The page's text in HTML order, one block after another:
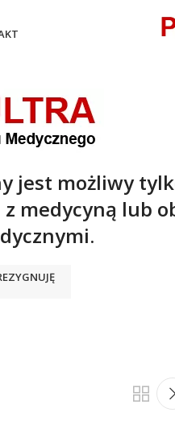
jest możliwy
medycyną lub
Strona główna
GAMMA